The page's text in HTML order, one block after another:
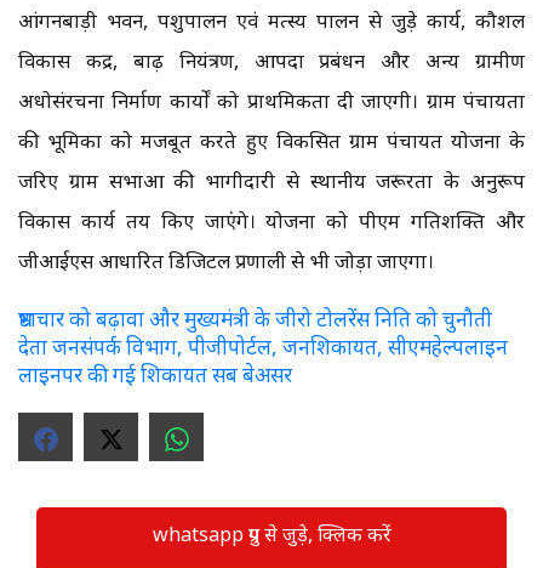
आंगनबाड़ी भवन, पशुपालन एवं मत्स्य पालन से जुड़े कार्य, कौशल
विकास केंद्र, बाढ़ नियंत्रण, आपदा प्रबंधन और अन्य ग्रामीण
अधोसंरचना निर्माण कार्यों को प्राथमिकता दी जाएगी। ग्राम पंचायतों
की भूमिका को मजबूत करते हुए विकसित ग्राम पंचायत योजना के
जरिए ग्राम सभाओं की भागीदारी से स्थानीय जरूरतों के अनुरूप
विकास कार्य तय किए जाएंगे। योजना को पीएम गतिशक्ति और
जीआईएस आधारित डिजिटल प्रणाली से भी जोड़ा जाएगा।
भ्रष्टाचार को बढ़ावा और मुख्यमंत्री के जीरो टोलरेंस निति को चुनौती
देता जनसंपर्क विभाग, पीजीपोर्टल, जनशिकायत, सीएमहेल्पलाइन
लाइनपर की गई शिकायत सब बेअसर
whatsapp ग्रुप से जुड़े, क्लिक करें